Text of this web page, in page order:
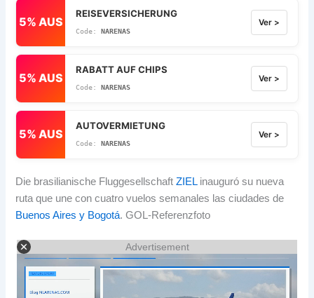
5% AUS
REISEVERSICHERUNG
NARENAS
Ver >
5% AUS
RABATT AUF CHIPS
NARENAS
Ver >
5% AUS
AUTOVERMIETUNG
NARENAS
Ver >
Die brasilianische FluggesellschaftZIEL inauguró su nueva
ruta que une con cuatro vuelos semanales las ciudades de
Buenos Aires y Bogotá. GOL-Referenzfoto
Advertisement